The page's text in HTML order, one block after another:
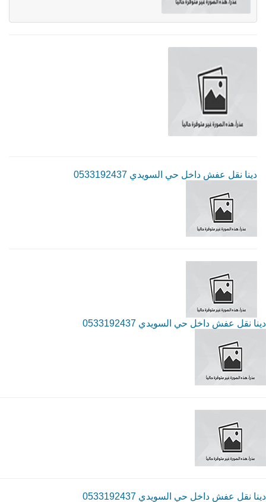
دينا نقل عفش داخل حي السويدي 0533192437
دينا نقل عفش داخل حي السويدي 0533192437
دينا نقل عفش داخل حي السويدي 0533192437